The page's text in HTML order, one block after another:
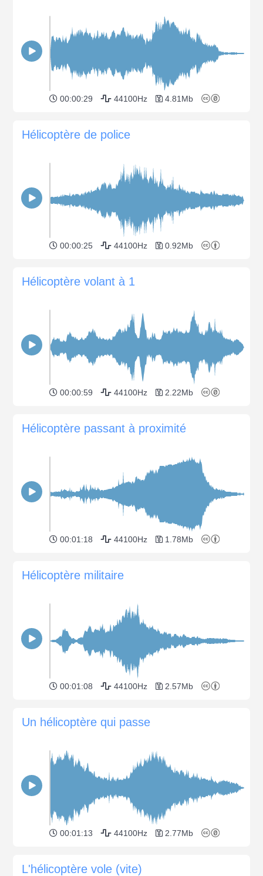
00:00:29 44100Hz 4.81Mb
Hélicoptère de police
00:00:25 44100Hz 0.92Mb
Hélicoptère volant à 1
00:00:59 44100Hz 2.22Mb
Hélicoptère passant à proximité
00:01:18 44100Hz 1.78Mb
Hélicoptère militaire
00:01:08 44100Hz 2.57Mb
Un hélicoptère qui passe
00:01:13 44100Hz 2.77Mb
L'hélicoptère vole (vite)